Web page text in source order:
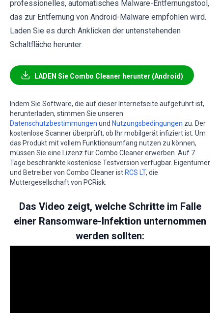
professionelles, automatisches Malware-Entfernungstool,
das zur Entfernung von Android-Malware empfohlen wird.
Laden Sie es durch Anklicken der untenstehenden
Schaltfläche herunter:
LADEN Sie Combo Cleaner herunter (Android)
Indem Sie Software, die auf dieser Internetseite aufgeführt ist,
herunterladen, stimmen Sie unseren
Datenschutzbestimmungen und Nutzungsbedingungen zu. Der
kostenlose Scanner überprüft, ob Ihr mobilgerät infiziert ist. Um
das Produkt mit vollem Funktionsumfang nutzen zu können,
müssen Sie eine Lizenz für Combo Cleaner erwerben. Auf 7
Tage beschränkte kostenlose Testversion verfügbar. Eigentümer
und Betreiber von Combo Cleaner ist RCS LT, die
Muttergesellschaft von PCRisk.
Das Video zeigt, welche Schritte im Falle
einer Ransomware-Infektion unternommen
werden sollten: